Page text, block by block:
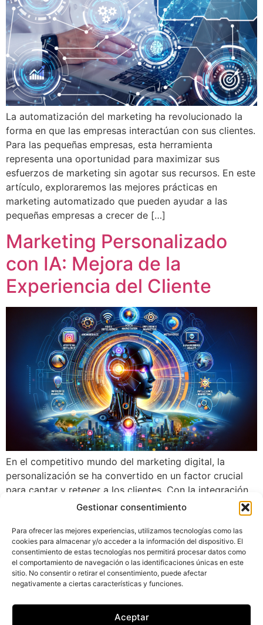
Gestionar consentimiento
Para ofrecer las mejores experiencias, utilizamos tecnologías como las
cookies para almacenar y/o acceder a la información del dispositivo. El
consentimiento de estas tecnologías nos permitirá procesar datos como
el comportamiento de navegación o las identificaciones únicas en este
sitio. No consentir o retirar el consentimiento, puede afectar
negativamente a ciertas características y funciones.
Aceptar
La automatización del marketing ha revolucionado la
forma en que las empresas interactúan con sus clientes.
Para las pequeñas empresas, esta herramienta
representa una oportunidad para maximizar sus
esfuerzos de marketing sin agotar sus recursos. En este
artículo, exploraremos las mejores prácticas en
marketing automatizado que pueden ayudar a las
pequeñas empresas a crecer de […]
Marketing Personalizado
con IA: Mejora de la
Experiencia del Cliente
En el competitivo mundo del marketing digital, la
personalización se ha convertido en un factor crucial
para captar y retener a los clientes. Con la integración
de la inteligencia artificial (IA) en las estrategias de
marketing, las empresas tienen la oportunidad de llevar
la personalización a un nivel sin precedentes. En este
artículo, exploraremos cómo […]
Studio